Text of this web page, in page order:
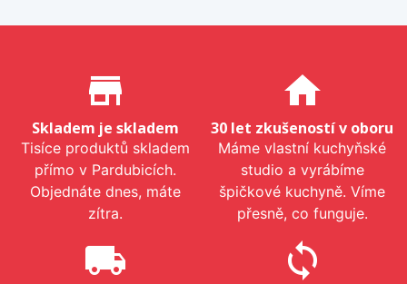
Proč nakupovat u nás?
store_mall_directory
Skladem je skladem
Tisíce produktů skladem
přímo v Pardubicích.
Objednáte dnes, máte
zítra.
home
30 let zkušeností v oboru
Máme vlastní kuchyňské
studio a vyrábíme
špičkové kuchyně. Víme
přesně, co funguje.
local_shipping sync